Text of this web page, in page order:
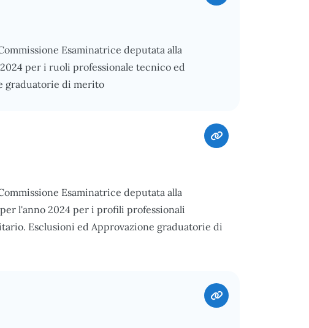
Esaminatrice deputata alla
per i ruoli professionale tecnico ed
graduatorie di merito
Esaminatrice deputata alla
l'anno 2024 per i profili professionali
Esclusioni ed Approvazione graduatorie di